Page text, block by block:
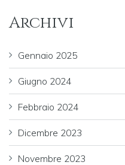
Archivi
Gennaio 2025
Giugno 2024
Febbraio 2024
Dicembre 2023
Novembre 2023